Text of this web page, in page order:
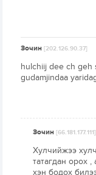
Зочин[202.126.90.37]
hulchiij dee ch geh
gudamjindaa
Зочин[66.181.177.111]
Хулчийжээ
татагдан орох
хэн бодох